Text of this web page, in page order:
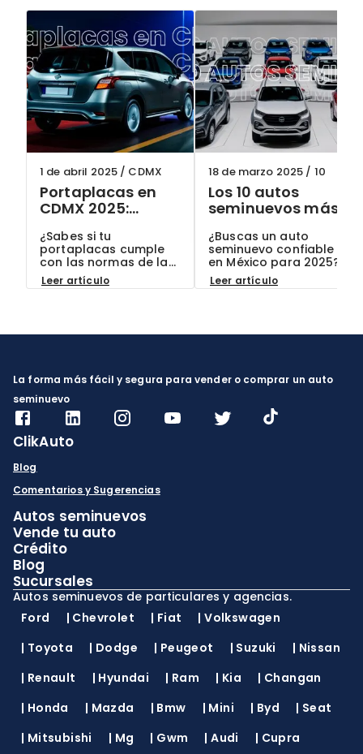
1 de abril 2025 / CDMX
Portaplacas en
CDMX 2025:
permitidos y
cómo evitar
multas?
¿Sabes si tu
portaplacas cumple
con las normas de la
CDMX? Descubre qué
modelos están
y por qué elegir autos
verificada en ClikAuto
Leer artículo
18 de marzo 2025 / 10
Los 10 autos
seminuevos más
México para 2025:
Guía actualizada
¿Buscas un auto
seminuevo confiable
en México para 2025?
Conoce los 10 modelos
más recomendados
ofrecemos garantías
Leer artículo
La forma más fácil y segura para vender o comprar un auto
seminuevo
ClikAuto
Blog
Comentarios y Sugerencias
Autos seminuevos
Vende tu auto
Crédito
Blog
Sucursales
Autos seminuevos de particulares y agencias.
Ford
| Chevrolet | Fiat |Volkswagen
| Toyota | Dodge | Peugeot | Suzuki | Nissan
| Renault | Hyundai | Ram | Kia | Changan
| Honda | Mazda | Bmw | Mini | Byd | Seat
| Mitsubishi | Mg | Gwm |Audi | Cupra